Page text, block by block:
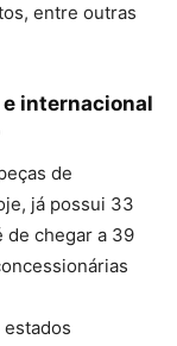
entre outras
internacional
de
já possui 33
de chegar a 39